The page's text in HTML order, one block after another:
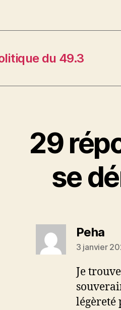
du 49.3
29
se
Pehadit :
3 janvier
Je
légèreté